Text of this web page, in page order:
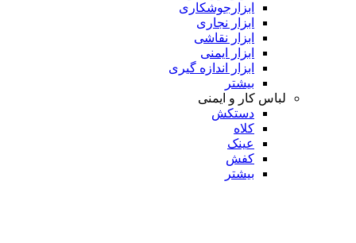
ابزارجوشکاری
ابزار نجاری
ابزار نقاشی
ابزار ایمنی
ابزار اندازه گیری
بیشتر
لباس کار و ایمنی
دستکش
کلاه
عینک
کفش
بیشتر